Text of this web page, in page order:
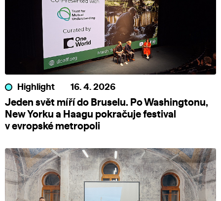
Highlight 16. 4. 2026
Jeden svět míří do Bruselu. Po Washingtonu,
New Yorku a Haagu pokračuje festival
v evropské metropoli